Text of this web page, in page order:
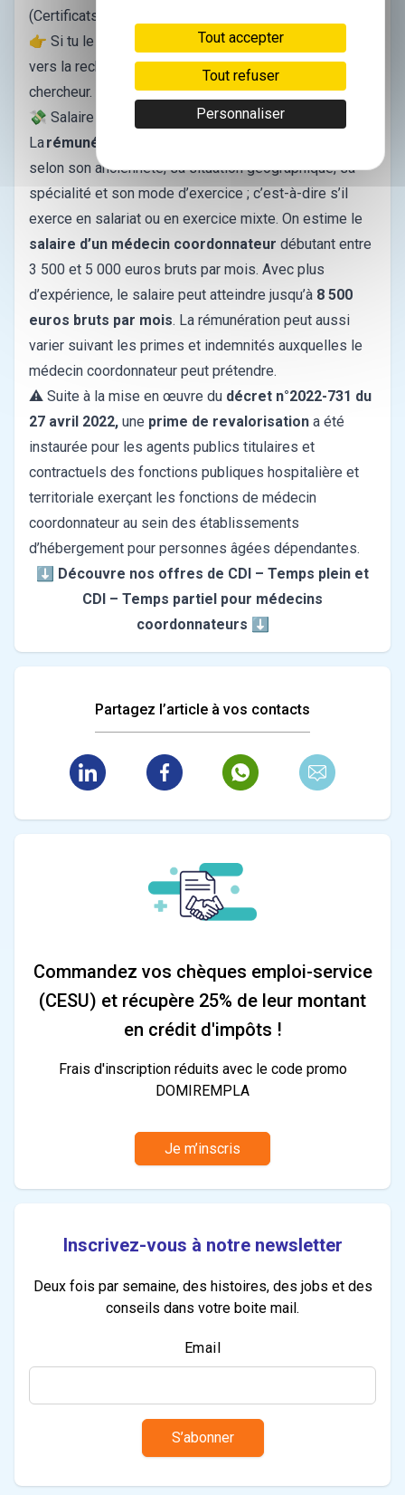
(Certificats d’Études Supérieures).
👉 Si tu le souhaites, tu pourras également te diriger
vers la recherche ou encore devenir enseignant-
chercheur.
💸 Salaire d’un médecin coordonnateur
Larémunération d’un médecin coordonnateur
selon son ancienneté, sa situation géographique, sa
spécialité et son mode d’exercice ; c’est-à-dire s’il
exerce en salariat ou en exercice mixte. On estime le
salaire d’un médecin coordonnateur débutant entre
3 500 et 5 000 euros bruts par mois. Avec plus
d’expérience, le salaire peut atteindre jusqu’à 8 500
euros bruts par mois. La rémunération peut aussi
varier suivant les primes et indemnités auxquelles le
médecin coordonnateur peut prétendre.
⚠ Suite à la mise en œuvre du décret n°2022-731 du
27 avril 2022, une prime de revalorisation a été
instaurée pour les agents publics titulaires et
contractuels des fonctions publiques hospitalière et
territoriale exerçant les fonctions de médecin
coordonnateur au sein des établissements
d’hébergement pour personnes âgées dépendantes.
⬇️ Découvre nos offres de CDI – Temps plein et
CDI – Temps partiel pour médecins
coordonnateurs ⬇️
Partagez l’article à vos contacts
Commandez vos chèques emploi-service
(CESU) et récupère 25% de leur montant
en crédit d'impôts !
Frais d'inscription réduits avec le code promo
DOMIREMPLA
Je m’inscris
Inscrivez-vous à notre newsletter
Deux fois par semaine, des histoires, des jobs et des
conseils dans votre boite mail.
Email
S’abonner
Tout accepter
Tout refuser
Personnaliser